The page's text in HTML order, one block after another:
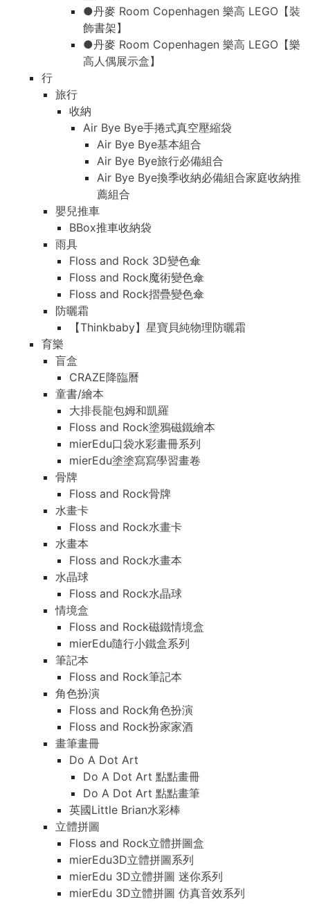
●丹麥 Room Copenhagen 樂高 LEGO【裝
飾書架】
●丹麥 Room Copenhagen 樂高 LEGO【樂
高人偶展示盒】
行
旅行
收納
Air Bye Bye手捲式真空壓縮袋
Air Bye Bye基本組合
Air Bye Bye旅行必備組合
Air Bye Bye換季收納必備組合家庭收納推
薦組合
嬰兒推車
BBox推車收納袋
雨具
Floss and Rock 3D變色傘
Floss and Rock魔術變色傘
Floss and Rock摺疊變色傘
防曬霜
【Thinkbaby】星寶貝純物理防曬霜
育樂
盲盒
CRAZE降臨曆
童書/繪本
大排長龍包姆和凱羅
Floss and Rock塗鴉磁鐵繪本
mierEdu口袋水彩畫冊系列
mierEdu塗塗寫寫學習畫卷
骨牌
Floss and Rock骨牌
水畫卡
Floss and Rock水畫卡
水畫本
Floss and Rock水畫本
水晶球
Floss and Rock水晶球
情境盒
Floss and Rock磁鐵情境盒
mierEdu隨行小鐵盒系列
筆記本
Floss and Rock筆記本
角色扮演
Floss and Rock角色扮演
Floss and Rock扮家家酒
畫筆畫冊
Do A Dot Art
Do A Dot Art 點點畫冊
Do A Dot Art 點點畫筆
英國Little Brian水彩棒
立體拼圖
Floss and Rock立體拼圖盒
mierEdu3D立體拼圖系列
mierEdu 3D立體拼圖 迷你系列
mierEdu 3D立體拼圖 仿真音效系列